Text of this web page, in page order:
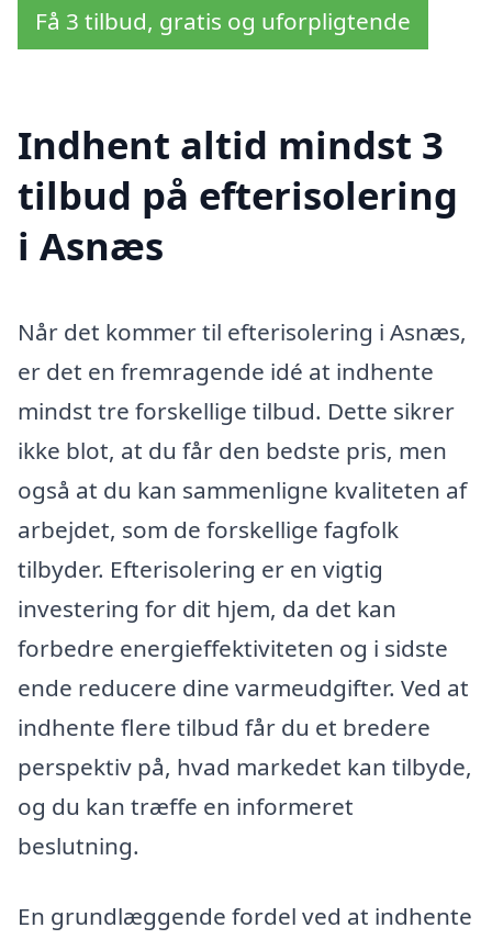
Få 3 tilbud, gratis og uforpligtende
Indhent altid mindst 3
tilbud på efterisolering
i Asnæs
Når det kommer til efterisolering i Asnæs,
er det en fremragende idé at indhente
mindst tre forskellige tilbud. Dette sikrer
ikke blot, at du får den bedste pris, men
også at du kan sammenligne kvaliteten af
arbejdet, som de forskellige fagfolk
tilbyder. Efterisolering er en vigtig
investering for dit hjem, da det kan
forbedre energieffektiviteten og i sidste
ende reducere dine varmeudgifter. Ved at
indhente flere tilbud får du et bredere
perspektiv på, hvad markedet kan tilbyde,
og du kan træffe en informeret
beslutning.
En grundlæggende fordel ved at indhente